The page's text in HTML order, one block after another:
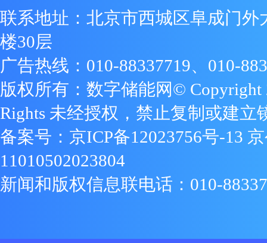
联系地址：北京市西城区阜成门外
楼30层
广告热线：010-88337719、010-
版权所有：数字储能网© Copyright
Rights 未经授权，禁止复制或建立
备案号： 京ICP备12023756号-13
11010502023804
新闻和版权信息联电话：010-